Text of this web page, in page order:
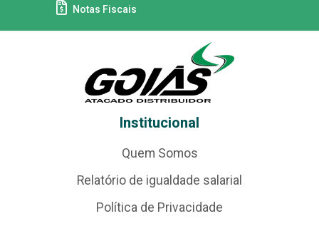
Notas Fiscais
Institucional
Quem Somos
Relatório de igualdade salarial
Política de Privacidade